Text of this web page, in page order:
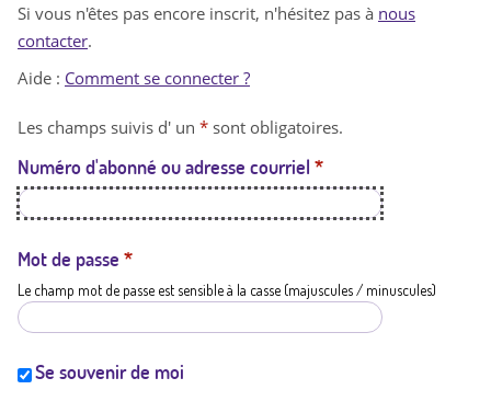
n
t
a
t
i
Si vous n'êtes pas encore inscrit, n'hésitez pas à nous
contacter.
Aide : Comment se connecter ?
Les champs suivis d' un * sont obligatoires.
Numéro d'abonné ou adresse courriel *
Mot de passe *
Le champ mot de passe est sensible à la casse (majuscules / minuscules)
Se souvenir de moi